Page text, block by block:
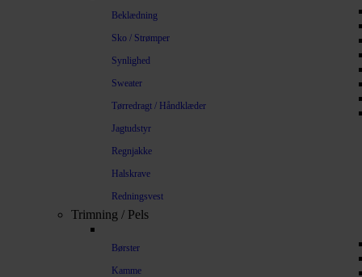
Beklædning
Sko / Strømper
Synlighed
Sweater
Tørredragt / Håndklæder
Jagtudstyr
Regnjakke
Halskrave
Redningsvest
Trimning / Pels
Børster
Kamme